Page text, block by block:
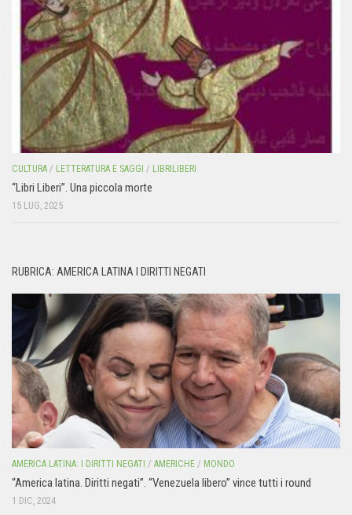
CULTURA / LETTERATURA E SAGGI / LIBRILIBERI
“Libri Liberi”. Una piccola morte
15 LUG, 2025
RUBRICA: AMERICA LATINA I DIRITTI NEGATI
AMERICA LATINA: I DIRITTI NEGATI / AMERICHE / MONDO
“America latina. Diritti negati”. “Venezuela libero” vince tutti i round
1 DIC, 2024